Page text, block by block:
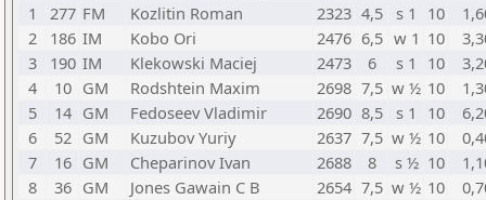
1
277 FM Kozlitin Roman 2323 4,5 s 1 10
2
186 IM Kobo Ori 2476 6,5 w 1 10
3
190 IM Klekowski Maciej 2473 6 s 1 10
4
10 GM Rodshtein Maxim 2698 7,5 w ½ 10
5
14 GM Fedoseev Vladimir 2690 8,5 s 1 10
6
52 GM Kuzubov Yuriy 2637 7,5 w ½ 10
7
16 GM Cheparinov Ivan 2688 8 s ½ 10
8
36 GM Jones Gawain C B 2654 7,5 w ½ 10